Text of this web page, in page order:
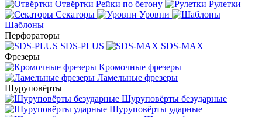
Отвёртки Рейки по бетону
Рулетки
Секаторы
Уровни
Шаблоны
Перфораторы
SDS-PLUS
SDS-MAX
Фрезеры
Кромочные фрезеры
Ламельные фрезеры
Шуруповёрты
Шуруповёрты безударные
Шуруповёрты ударные